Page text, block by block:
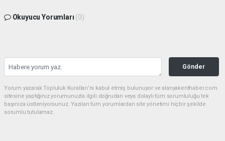
Okuyucu Yorumları (0)
Gönder
Yorum yazarak Topluluk Kuralları’nı kabul etmiş bulunuyor ve alanyakenthaber.com
sitesine yaptığınız yorumunuzla ilgili doğrudan veya dolaylı tüm sorumluluğu tek
başınıza üstleniyorsunuz. Yazılan tüm yorumlardan site yönetimi hiçbir şekilde
sorumlu tutulamaz.